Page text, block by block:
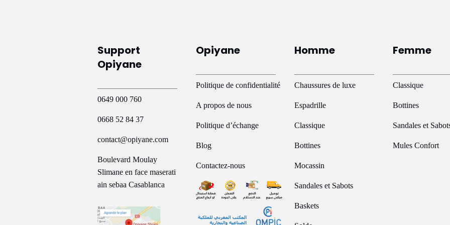
Support
Opiyane
0649 000 760
0668 52 84 37
contact@opiyane.com
Boulevard Moulay
Slimane en face maserati
ain sebaa Casablanca
Opiyane
Politique de confidentialité
A propos de nous
Politique d’échange
Blog
Contactez-nous
Homme
Chaussures de luxe
Espadrille
Classique
Bottines
Mocassin
Sandales et Sabots
Baskets
Femme
Classique
Bottines
Sandales et
Mules Confort